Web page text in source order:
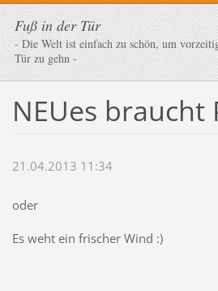
Fuß in der Tür
- Die Welt ist einfach zu schön, um
Tür zu gehn -
NEUes braucht
21.04.2013 11:34
oder
Es weht ein frischer Wind :)